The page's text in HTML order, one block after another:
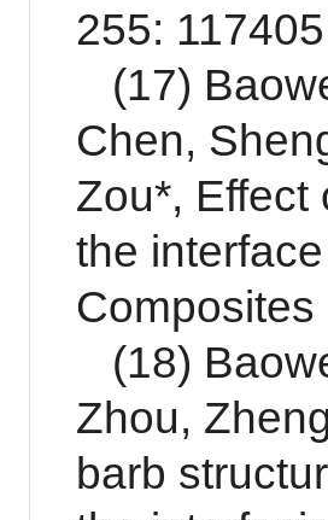
255: 117405
(17)
Chen,
Zou*, Effect
the
(18)
Zhou,
barb